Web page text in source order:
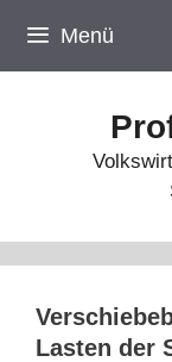
Inhalt
springen
Menü
Lasten der